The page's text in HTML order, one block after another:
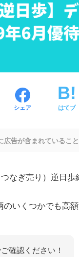
シェア はてブ
広告が含まれているこ
なぎ売り）逆日歩
いくつかでも高額
確認ください！